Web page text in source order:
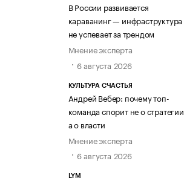
В России развивается
караванинг — инфраструктура
не успевает за трендом
Мнение эксперта
6 августа 2026
КУЛЬТУРА СЧАСТЬЯ
Андрей Вебер: почему топ-
команда спорит не о стратегии,
а о власти
Мнение эксперта
6 августа 2026
LYM